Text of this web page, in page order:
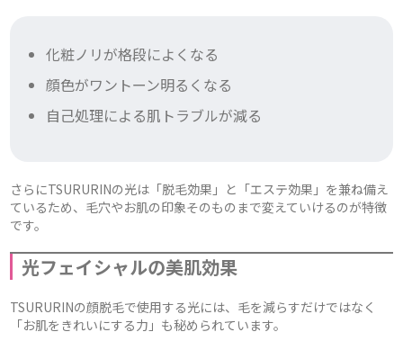
化粧ノリが格段によくなる
顔色がワントーン明るくなる
自己処理による肌トラブルが減る
さらにTSURURINの光は「脱毛効果」と「エステ効果」を兼ね備え
ているため、毛穴やお肌の印象そのものまで変えていけるのが特徴
です。
光フェイシャルの美肌効果
TSURURINの顔脱毛で使用する光には、毛を減らすだけではなく
「お肌をきれいにする力」も秘められています。